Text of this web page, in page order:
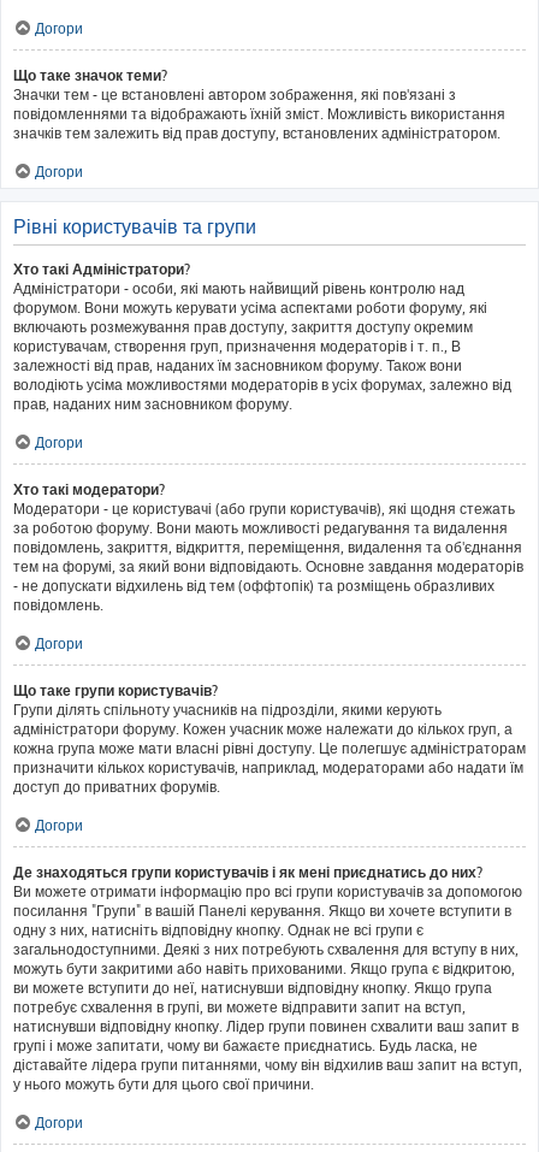
Догори
Що таке значок теми?
Значки тем - це встановлені автором зображення, які пов'язані з
повідомленнями та відображають їхній зміст. Можливість використання
значків тем залежить від прав доступу, встановлених адміністратором.
Догори
Рівні користувачів та групи
Хто такі Адміністратори?
Адміністратори - особи, які мають найвищий рівень контролю над
форумом. Вони можуть керувати усіма аспектами роботи форуму, які
включають розмежування прав доступу, закриття доступу окремим
користувачам, створення груп, призначення модераторів і т. п., В
залежності від прав, наданих їм засновником форуму. Також вони
володіють усіма можливостями модераторів в усіх форумах, залежно від
прав, наданих ним засновником форуму.
Догори
Хто такі модератори?
Модератори - це користувачі (або групи користувачів), які щодня стежать
за роботою форуму. Вони мають можливості редагування та видалення
повідомлень, закриття, відкриття, переміщення, видалення та об'єднання
тем на форумі, за який вони відповідають. Основне завдання модераторів
- не допускати відхилень від тем (оффтопік) та розміщень образливих
повідомлень.
Догори
Що таке групи користувачів?
Групи ділять спільноту учасників на підрозділи, якими керують
адміністратори форуму. Кожен учасник може належати до кількох груп, а
кожна група може мати власні рівні доступу. Це полегшує адміністраторам
призначити кількох користувачів, наприклад, модераторами або надати їм
доступ до приватних форумів.
Догори
Де знаходяться групи користувачів і як мені приєднатись до них?
Ви можете отримати інформацію про всі групи користувачів за допомогою
посилання "Групи" в вашій Панелі керування. Якщо ви хочете вступити в
одну з них, натисніть відповідну кнопку. Однак не всі групи є
загальнодоступними. Деякі з них потребують схвалення для вступу в них,
можуть бути закритими або навіть прихованими. Якщо група є відкритою,
ви можете вступити до неї, натиснувши відповідну кнопку. Якщо група
потребує схвалення в групі, ви можете відправити запит на вступ,
натиснувши відповідну кнопку. Лідер групи повинен схвалити ваш запит в
групі і може запитати, чому ви бажаєте приєднатись. Будь ласка, не
діставайте лідера групи питаннями, чому він відхилив ваш запит на вступ,
у нього можуть бути для цього свої причини.
Догори